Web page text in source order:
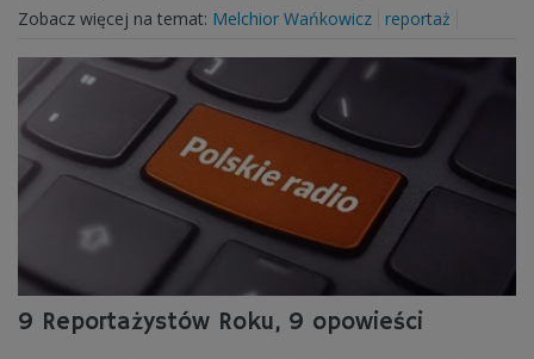
Zobacz więcej na temat: Melchior Wańkowicz reportaż
9 Reportażystów Roku, 9 opowieści